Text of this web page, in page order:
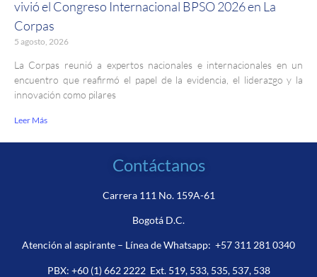
vivió el Congreso Internacional BPSO 2026 en La
Corpas
5 agosto, 2026
La Corpas reunió a expertos nacionales e internacionales en un
encuentro que reafirmó el papel de la evidencia, el liderazgo y la
innovación como pilares
Leer Más
Contáctanos
Carrera 111 No. 159A-61
Bogotá D.C.
Atención al aspirante – Línea de Whatsapp: +57 311 281 0340
PBX: +60 (1) 662 2222Ext. 519, 533, 535, 537, 538